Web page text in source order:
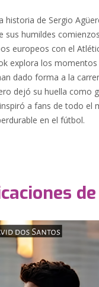
historia de Sergio
sus humildes
europeos con el
explora los
dado forma a la
dejó su huella como
a fans de todo el
en el fútbol.